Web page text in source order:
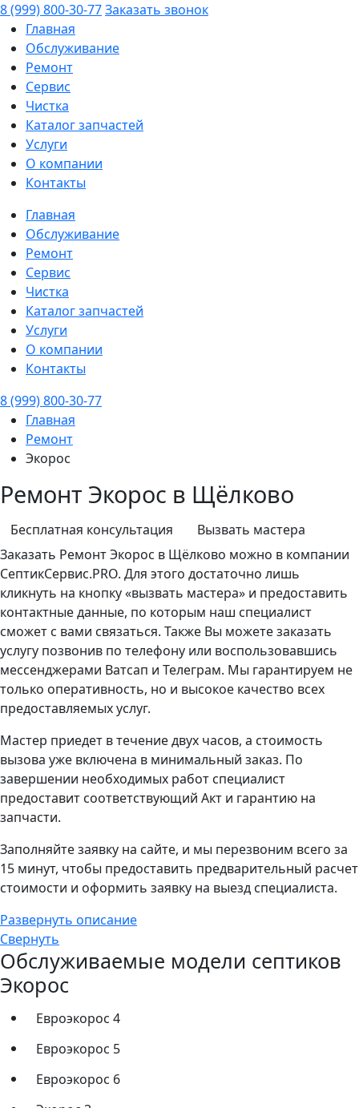
8 (999) 800-30-77Заказать звонок
Главная
Обслуживание
Ремонт
Сервис
Чистка
Каталог запчастей
Услуги
О компании
Контакты
Главная
Обслуживание
Ремонт
Сервис
Чистка
Каталог запчастей
Услуги
О компании
Контакты
8 (999) 800-30-77
Главная
Ремонт
Экорос
Ремонт Экорос в Щёлково
Бесплатная консультация
Вызвать мастера
Заказать РемонтЭкорос в Щёлково можно в компании
СептикСервис.PRO. Для этого достаточно лишь
кликнуть на кнопку «вызвать мастера» и предоставить
контактные данные, по которым наш специалист
сможет с вами связаться. Также Вы можете заказать
услугу позвонив по телефону или воспользовавшись
мессенджерами Ватсап и Телеграм. Мы гарантируем не
только оперативность, но и высокое качество всех
предоставляемых услуг.
Мастер приедет в течение двух часов, а стоимость
вызова уже включена в минимальный заказ. По
завершении необходимых работ специалист
предоставит соответствующий Акт и гарантию на
запчасти.
Заполняйте заявку на сайте, и мы перезвоним всего за
15 минут, чтобы предоставить предварительный расчет
стоимости и оформить заявку на выезд специалиста.
Развернуть описание
Свернуть
Обслуживаемые модели септиков
Экорос
Евроэкорос 4
Евроэкорос 5
Евроэкорос 6